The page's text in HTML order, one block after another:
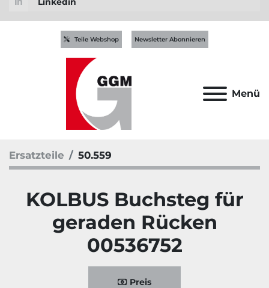
Menü
Teile Webshop Newsletter Abonnieren
Ersatzteile 50.559
KOLBUS Buchsteg für
geraden Rücken
00536752
Preis